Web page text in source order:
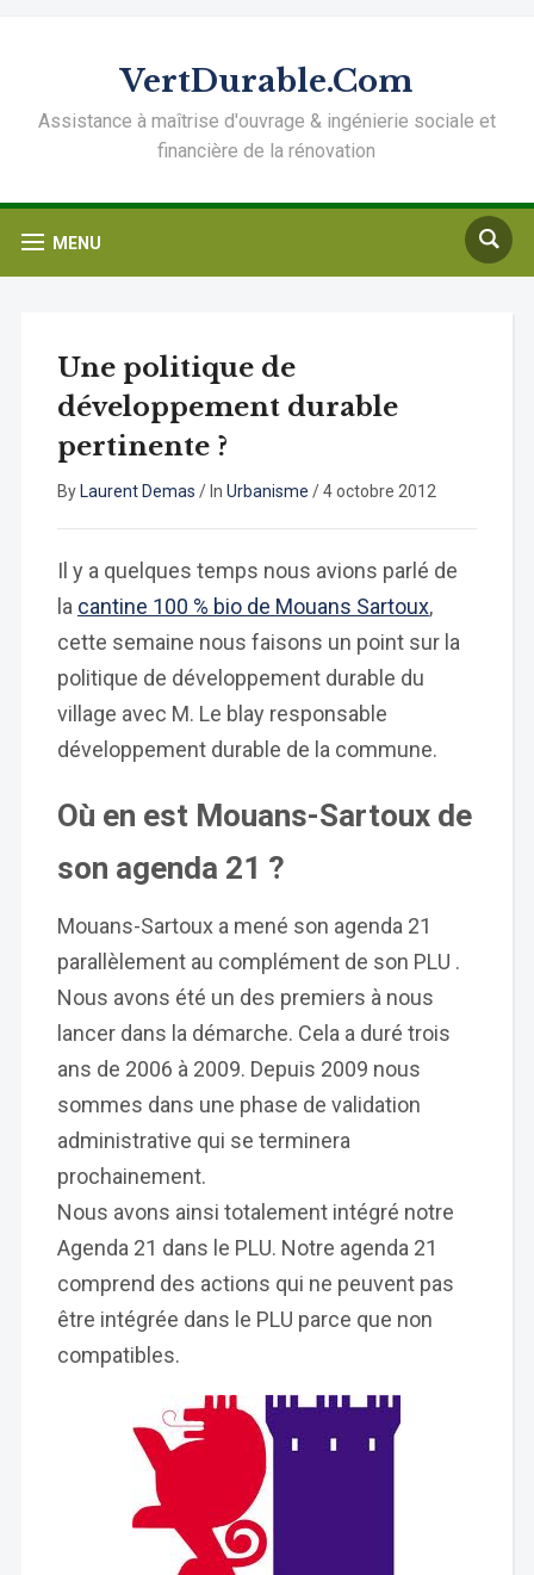
VertDurable.Com
Assistance à maîtrise d'ouvrage & ingénierie sociale et
financière de la rénovation
MENU
Une politique de
développement durable
pertinente ?
By Laurent Demas / In Urbanisme /4 octobre 2012
Il y a quelques temps nous avions parlé de
la cantine 100 % bio de Mouans Sartoux,
cette semaine nous faisons un point sur la
politique de développement durable du
village avec M. Le blay responsable
développement durable de la commune.
Où en est Mouans-Sartoux de
son agenda 21 ?
Mouans-Sartoux a mené son agenda 21
parallèlement au complément de son PLU .
Nous avons été un des premiers à nous
lancer dans la démarche. Cela a duré trois
ans de 2006 à 2009. Depuis 2009 nous
sommes dans une phase de validation
administrative qui se terminera
prochainement.
Nous avons ainsi totalement intégré notre
Agenda 21 dans le PLU. Notre agenda 21
comprend des actions qui ne peuvent pas
être intégrée dans le PLU parce que non
compatibles.